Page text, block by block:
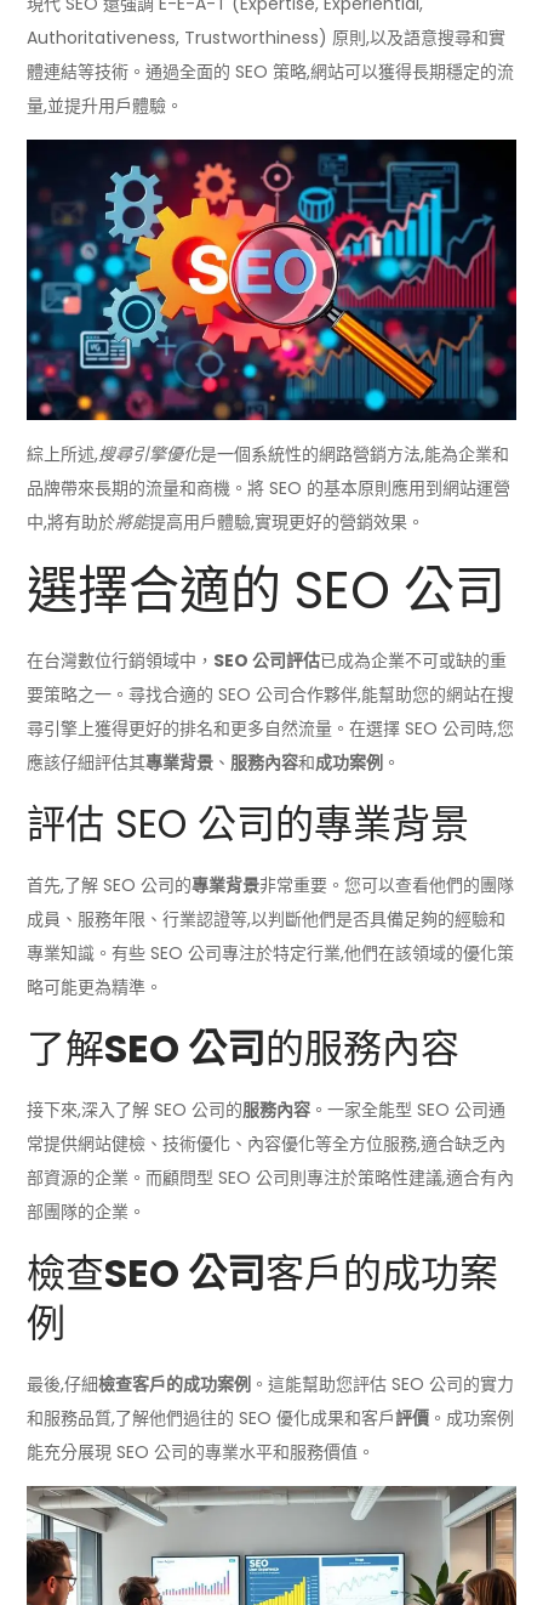
Authoritativeness, Trustworthiness) 原則,以及語意搜尋和實
體連結等技術。通過全面的 SEO 策略,網站可以獲得長期穩定的流
量,並提升用戶體驗。
綜上所述,搜尋引擎優化是一個系統性的網路營銷方法,能為企業和
品牌帶來長期的流量和商機。將 SEO 的基本原則應用到網站運營
中,將有助於將能提高用戶體驗,實現更好的營銷效果。
選擇合適的 SEO 公司
在台灣數位行銷領域中， SEO 公司評估已成為企業不可或缺的重
要策略之一。尋找合適的 SEO 公司合作夥伴,能幫助您的網站在搜
尋引擎上獲得更好的排名和更多自然流量。在選擇 SEO 公司時,您
應該仔細評估其專業背景 、 服務內容和成功案例 。
評估 SEO 公司的專業背景
首先,了解 SEO 公司的專業背景非常重要。您可以查看他們的團隊
成員、服務年限、行業認證等,以判斷他們是否具備足夠的經驗和
專業知識。有些 SEO 公司專注於特定行業,他們在該領域的優化策
略可能更為精準。
了解SEO 公司的服務內容
接下來,深入了解 SEO 公司的服務內容 。一家全能型 SEO 公司通
常提供網站健檢、技術優化、內容優化等全方位服務,適合缺乏內
部資源的企業。而顧問型 SEO 公司則專注於策略性建議,適合有內
部團隊的企業。
檢查SEO 公司客戶的成功案
例
最後,仔細檢查客戶的成功案例 。這能幫助您評估 SEO 公司的實力
和服務品質,了解他們過往的 SEO 優化成果和客戶評價 。成功案例
能充分展現 SEO 公司的專業水平和服務價值。